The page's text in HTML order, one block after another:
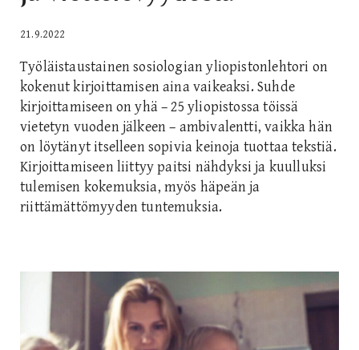
21.9.2022
Työläistaustainen sosiologian yliopistonlehtori on
kokenut kirjoittamisen aina vaikeaksi. Suhde
kirjoittamiseen on yhä – 25 yliopistossa töissä
vietetyn vuoden jälkeen – ambivalentti, vaikka hän
on löytänyt itselleen sopivia keinoja tuottaa tekstiä.
Kirjoittamiseen liittyy paitsi nähdyksi ja kuulluksi
tulemisen kokemuksia, myös häpeän ja
riittämättömyyden tuntemuksia.